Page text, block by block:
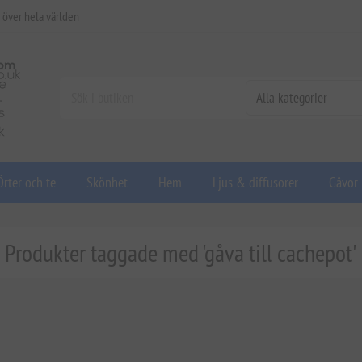
hela världen
och te Skönhet Hem Ljus & diffusorer Gåvor
Produkter taggade med 'gåva till cachepot'